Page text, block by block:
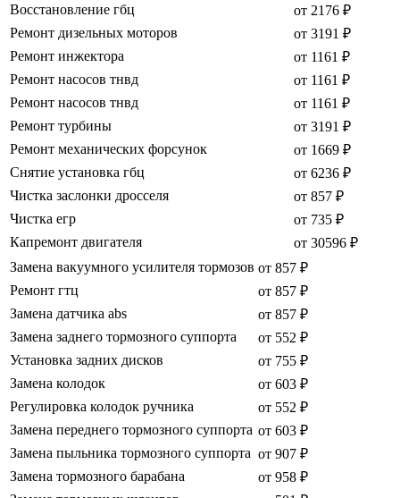
Восстановление гбц
от 2176 ₽
Ремонт дизельных моторов
от 3191 ₽
Ремонт инжектора
от 1161 ₽
Ремонт насосов тнвд
от 1161 ₽
Ремонт насосов тнвд
от 1161 ₽
Ремонт турбины
от 3191 ₽
Ремонт механических форсунок
от 1669 ₽
Снятие установка гбц
от 6236 ₽
Чистка заслонки дросселя
от 857 ₽
Чистка егр
от 735 ₽
Капремонт двигателя
от 30596 ₽
Замена вакуумного усилителя тормозов от 857 ₽
Ремонт гтц
от 857 ₽
Замена датчика abs
от 857 ₽
Замена заднего тормозного суппорта
от 552 ₽
Установка задних дисков
от 755 ₽
Замена колодок
от 603 ₽
Регулировка колодок ручника
от 552 ₽
Замена переднего тормозного суппорта от 603 ₽
Замена пыльника тормозного суппорта от 907 ₽
Замена тормозного барабана
от 958 ₽